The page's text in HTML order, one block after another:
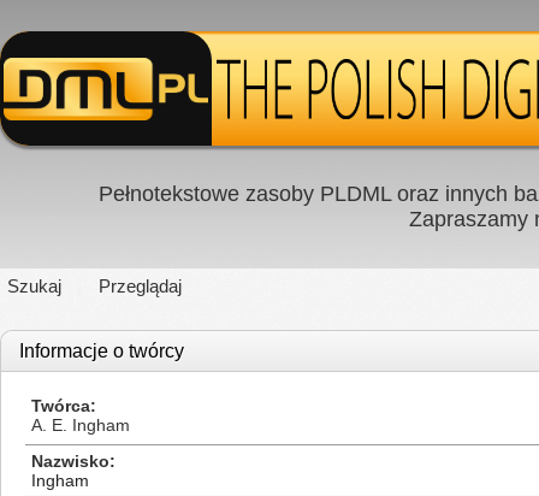
Pełnotekstowe zasoby PLDML oraz innych
Zapraszamy
Szukaj Przeglądaj
Informacje o twórcy
Twórca
A. E. Ingham
Nazwisko
Ingham